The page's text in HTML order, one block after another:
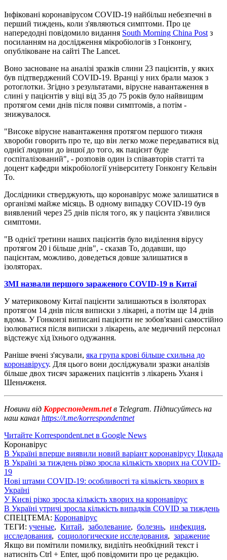
Інфіковані коронавірусом COVID-19 найбільш небезпечні в
перший тиждень, коли з'являються симптоми. Про це
напередодні повідомило видання South Morning China Post з
посиланням на дослідження мікробіологів з Гонконгу,
опубліковане на сайті The Lancet.
Воно засноване на аналізі зразків слини 23 пацієнтів, у яких
був підтверджений COVID-19. Вранці у них брали мазок з
ротоглотки. Згідно з результатами, вірусне навантаження в
слині у пацієнтів у віці від 35 до 75 років було найвищим
протягом семи днів після появи симптомів, а потім -
знижувалося.
"Високе вірусне навантаження протягом першого тижня
хвороби говорить про те, що він легко може передаватися від
однієї людини до іншої до того, як пацієнт буде
госпіталізований", - розповів один із співавторів статті та
доцент кафедри мікробіології університету Гонконгу Кельвін
То.
Дослідники стверджують, що коронавірус може залишатися в
організмі майже місяць. В одному випадку COVID-19 був
виявлений через 25 днів після того, як у пацієнта з'явилися
симптоми.
"В однієї третини наших пацієнтів було виділення вірусу
протягом 20 і більше днів", - сказав То, додавши, що
пацієнтам, можливо, доведеться довше залишатися в
ізоляторах.
ЗМІ назвали першого зараженого COVID-19 в Китаї
У материковому Китаї пацієнти залишаються в ізоляторах
протягом 14 днів після виписки з лікарні, а потім ще 14 днів
вдома. У Гонконзі виписані пацієнти не зобов'язані самостійно
ізолюватися після виписки з лікарень, але медичний персонал
відстежує хід їхнього одужання.
Раніше вчені з'ясували, яка група крові більше схильна до
коронавірусу. Для цього вони досліджували зразки аналізів
більше двох тисяч заражених пацієнтів з лікарень Уханя і
Шеньчженя.
Новини від Корреспондент.netв Telegram. Підписуйтесь на
наш канал https://t.me/korrespondentnet
Читайте Korrespondent.net в Google News
Коронавірус
В Україні вперше виявили новий варіант коронавірусу Цикада
В Україні за тиждень різко зросла кількість хворих на COVID-
19
Нові штами COVID-19: особливості та кількість хворих в
Україні
У Києві різко зросла кількість хворих на коронавірус
В Україні утричі зросла кількість випадків COVID за тиждень
СПЕЦТЕМА: Коронавірус
ТЕГИ: ученые, Китай, заболевание, болезнь, инфекция,
исследования, социологические исследования, заражение
Якщо ви помітили помилку, виділіть необхідний текст і
натисніть Ctrl + Enter, щоб повідомити про це редакцію.